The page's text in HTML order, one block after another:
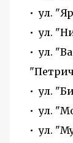
• ул.
• ул.
• ул.
• ул.
• ул.
• ул.